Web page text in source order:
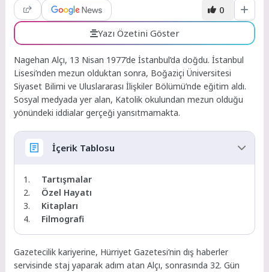
0
Yazı Özetini Göster
Nagehan Alçı, 13 Nisan 1977’de İstanbul’da doğdu. İstanbul
Lisesi’nden mezun olduktan sonra, Boğaziçi Üniversitesi
Siyaset Bilimi ve Uluslararası İlişkiler Bölümü’nde eğitim aldı.
Sosyal medyada yer alan, Katolik okulundan mezun olduğu
yönündeki iddialar gerçeği yansıtmamakta.
İçerik Tablosu
Tartışmalar
Özel Hayatı
Kitapları
Filmografi
Gazetecilik kariyerine, Hürriyet Gazetesi’nin dış haberler
servisinde staj yaparak adım atan Alçı, sonrasında 32. Gün